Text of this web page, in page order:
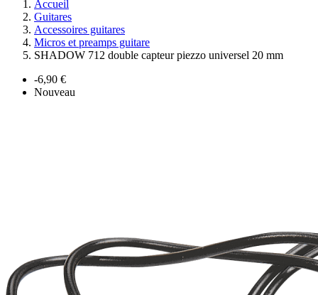
Accueil
Guitares
Accessoires guitares
Micros et preamps guitare
SHADOW 712 double capteur piezzo universel 20 mm
-6,90 €
Nouveau